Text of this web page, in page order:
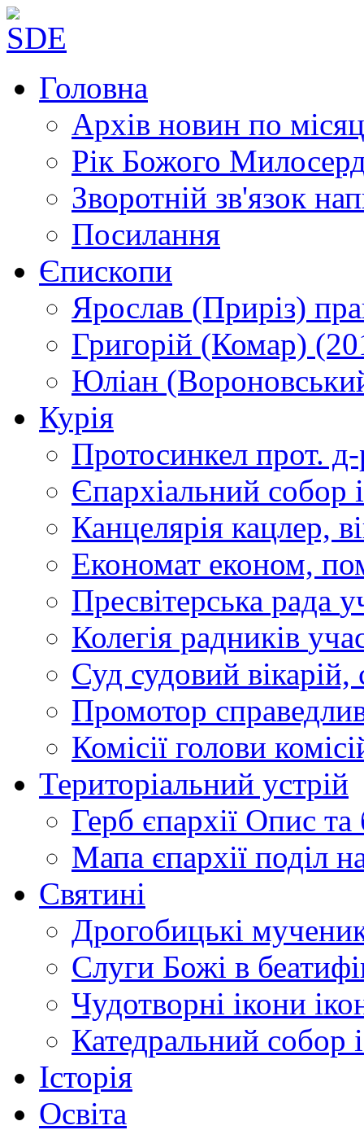
Головна
Архів новин по
Рік Божого
Зворотній зв'язок
Посилання
Єпископи
Ярослав (Приріз)
Григорій (Комар)
Юліан
Курія
Протосинкел прот.
Єпархіальний собор
Канцелярія кацлер,
Економат економ,
Пресвітерська рада
Колегія радників
Суд судовий вікарій,
Промотор
Комісії голови
Територіальний устрій
Герб єпархії Опис та
Мапа єпархії поділ
Святині
Дрогобицькі
Слуги Божі в
Чудотворні ікони
Катедральний собор
Історія
Освіта